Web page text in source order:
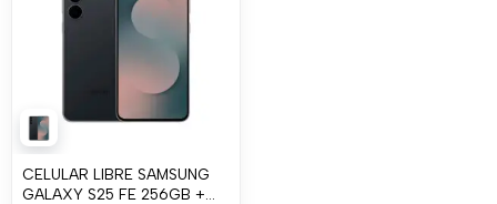
CELULAR LIBRE SAMSUNG
GALAXY S25 FE 256GB +